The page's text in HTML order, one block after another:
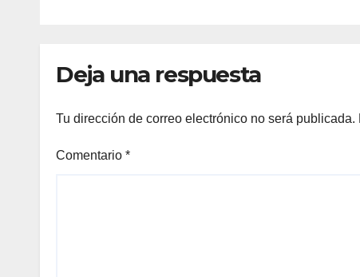
Deja una respuesta
Tu dirección de correo electrónico no será publicada.
Comentario *